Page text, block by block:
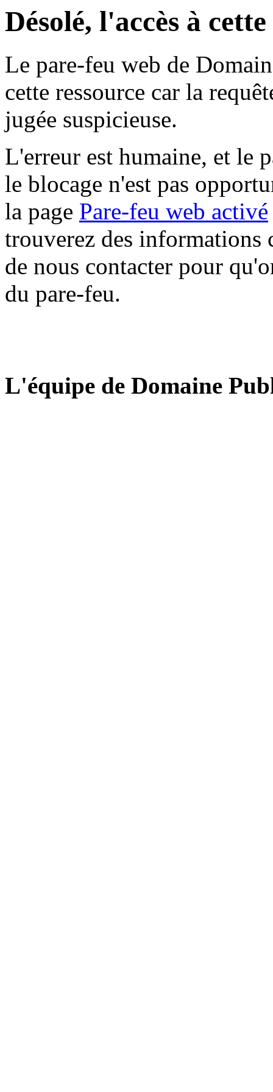
Désolé, l'accès à
Le pare-feu web de
cette ressource car la
jugée suspicieuse.
L'erreur est humaine, et le
le blocage n'est pas
la page Pare-feu web activé
trouverez des informations
de nous contacter pour
du pare-feu.
L'équipe de Domaine